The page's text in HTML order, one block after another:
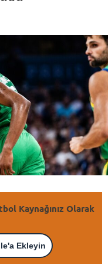
Kaynağınız Olarak
Ekleyin